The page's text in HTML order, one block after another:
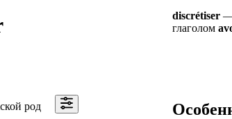
род
discrétiser —
глаголом